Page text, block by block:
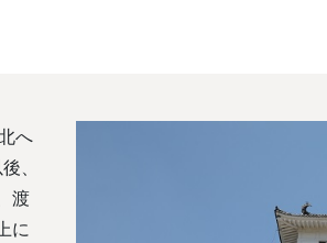
へ
、
渡
に